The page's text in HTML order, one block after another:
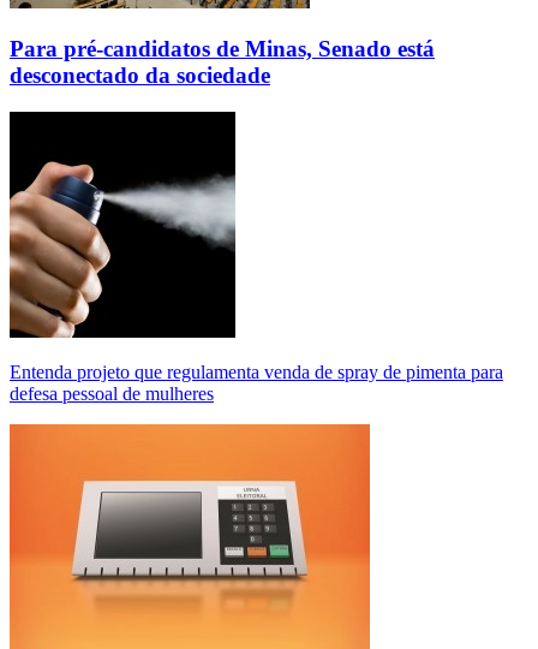
Para pré-candidatos de Minas, Senado está
desconectado da sociedade
Entenda projeto que regulamenta venda de spray de pimenta para
defesa pessoal de mulheres